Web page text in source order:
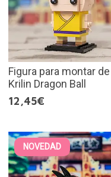
Figura para montar de
Krilin Dragon Ball
12,45€
NOVEDAD